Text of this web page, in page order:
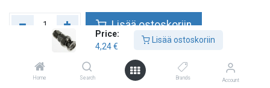
Price:
4,24€
Lisää ostoskoriin
Home Search Brands Account
Lisää ostoskoriin
Lisää toivelistalle